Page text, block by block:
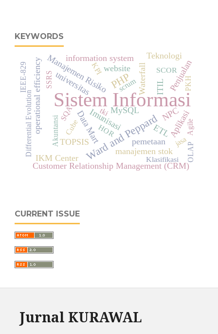
KEYWORDS
Sistem Informasi
PHP
Ward and Peppard
ITIL
Customer Relationship Management (CRM)
Waterfall
Manajemen Risiko
MySQL
information system
TOPSISData Mart
website
NPC
manajemen stok
operational efficiency ETL
Penjualan
IKM Center
pemetaan
Imunisasi Aplikasi
Teknologi
universitas
Akuntansi
tki
jasa
Differential Evolution HOR
SSRS
Cube
IEEE-829 SCOR
SQA
PKH
Klasifikasi
scrum
Agile
KPI
OLAP
CURRENT ISSUE
Jurnal KURAWAL